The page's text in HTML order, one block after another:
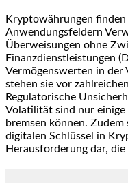
Kryptowährungen
Anwendungsfeldern
Überweisungen ohne
Finanzdienstleistungen
Vermögenswerten in der
stehen sie vor
Regulatorische
Volatilität sind nur einige
bremsen können.
digitalen Schlüssel in
Herausforderung dar,